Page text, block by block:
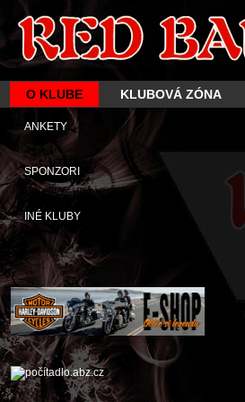
O KLUBE KLUBOVÁ ZÓNA
ANKETY
SPONZORI
INÉ KLUBY